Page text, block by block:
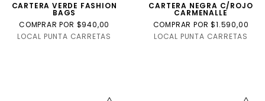
CARTERA VERDE FASHION
BAGS
COMPRAR POR $940,00
LOCAL PUNTA CARRETAS
CARTERA NEGRA C/ROJO
CARMENALLE
COMPRAR POR $1.590,00
LOCAL PUNTA CARRETAS